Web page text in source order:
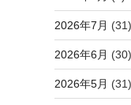
2026年7月 (31)
2026年6月 (30)
2026年5月 (31)